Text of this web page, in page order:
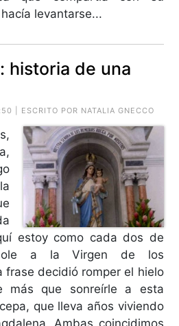
levantarse...
historia de una
| ESCRITO POR NATALIA GNECCO
estoy como cada dos de
a la Virgen de los
frase decidió romper el hielo
más que sonreírle a esta
que lleva años viviendo
Ambas coincidimos